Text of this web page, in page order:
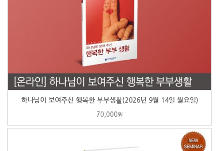
하나님이 보여주신 행복한 부부생활(2026년 9월 14일 월요일)
70,000원